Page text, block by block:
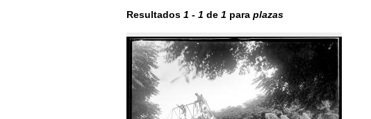
Resultados 1 - 1 de 1 para plazas